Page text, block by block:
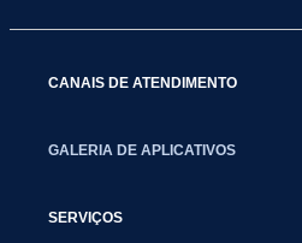
CANAIS DE ATENDIMENTO
GALERIA DE APLICATIVOS
SERVIÇOS